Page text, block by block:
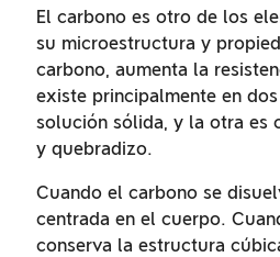
El carbono es otro de los
su microestructura y
carbono, aumenta la
existe principalmente en
solución sólida, y la otra es
y quebradizo.
Cuando el carbono se
centrada en el cuerpo.
conserva la estructura